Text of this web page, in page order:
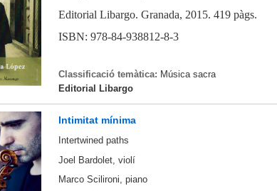
Editorial Libargo. Granada, 2015. 419 pàgs.
ISBN: 978-84-938812-8-3
Classificació temàtica: Música sacra
Editorial Libargo
Intimitat mínima
Intertwined paths
Joel Bardolet, violí
Marco Scilironi, piano